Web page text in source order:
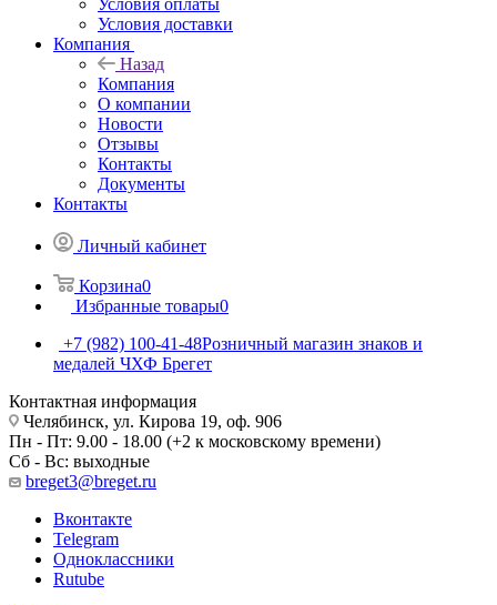
Условия оплаты
Условия доставки
Компания
Назад
Компания
О компании
Новости
Отзывы
Контакты
Документы
Контакты
Личный кабинет
Корзина0
Избранные товары0
+7 (982) 100-41-48Розничный магазин знаков и
медалей ЧХФ Брегет
Контактная информация
Челябинск, ул. Кирова 19, оф. 906
Пн - Пт: 9.00 - 18.00 (+2 к московскому времени)
Сб - Вс: выходные
breget3@breget.ru
Вконтакте
Telegram
Одноклассники
Rutube